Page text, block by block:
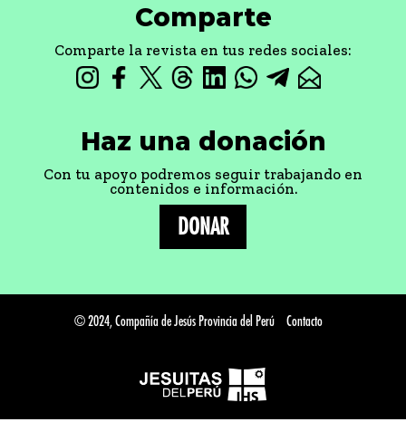
Comparte
Comparte la revista en tus redes sociales:
Haz una donación
Con tu apoyo podremos seguir trabajando en
contenidos e información.
DONAR
© 2024, Compañía de Jesús Provincia del Perú Contacto